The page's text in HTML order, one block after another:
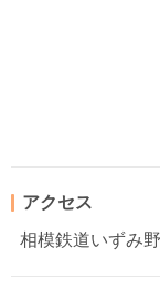
アクセス
相模鉄道いずみ